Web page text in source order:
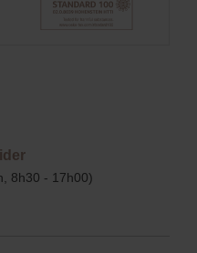
8h30 - 17h00)